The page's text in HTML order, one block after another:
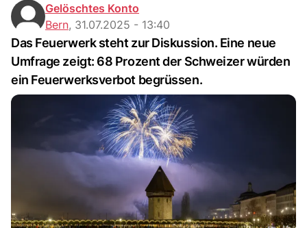
Gelöschtes Konto
Bern, 31.07.2025 - 13:40
Das Feuerwerk steht zur Diskussion. Eine neue
Umfrage zeigt: 68 Prozent der Schweizer würden
ein Feuerwerksverbot begrüssen.